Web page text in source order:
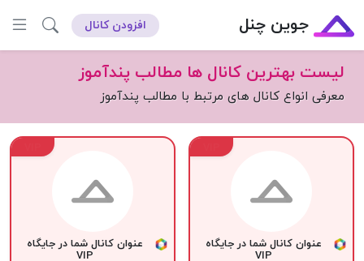
جوین چنل افزودن کانال
لیست بهترین کانال ها مطالب پندآموز
معرفی انواع کانال های مرتبط با مطالب پندآموز
عنوان کانال شما در جایگاه
VIP
عنوان کانال شما در جایگاه
VIP